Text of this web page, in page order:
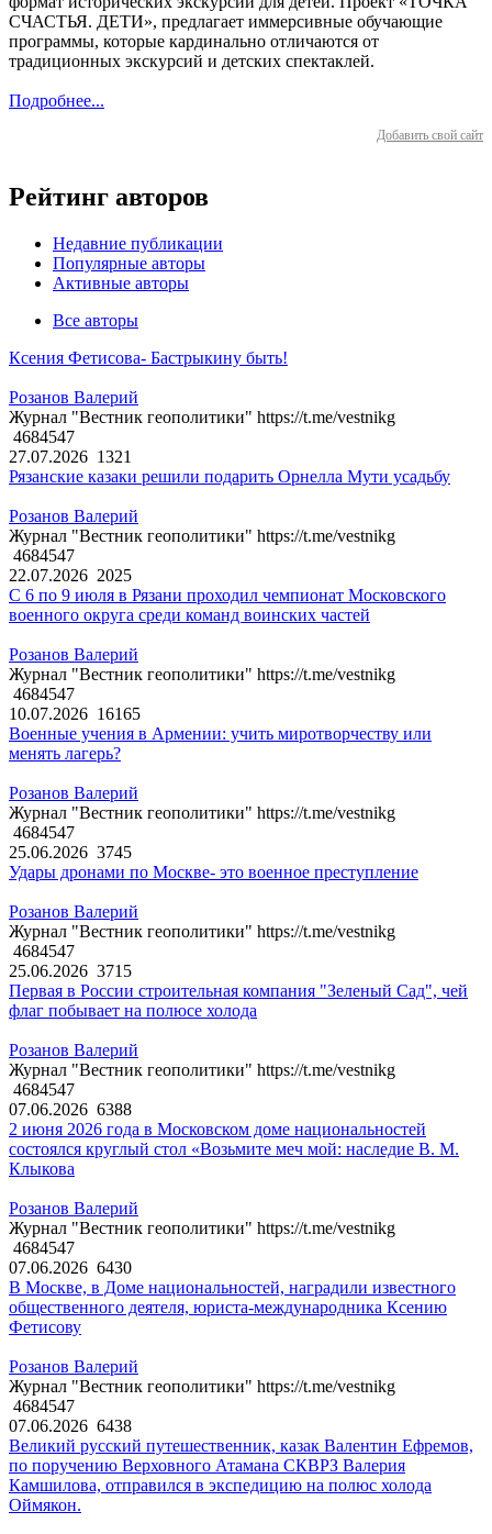
СЧАСТЬЯ. ДЕТИ», предлагает иммерсивные обучающие
программы, которые кардинально отличаются от
традиционных экскурсий и детских спектаклей.
Подробнее...
Добавить свой сайт
Рейтинг авторов
Недавние публикации
Популярные авторы
Активные авторы
Все авторы
Ксения Фетисова- Бастрыкину быть!
Розанов Валерий
Журнал "Вестник геополитики" https://t.me/vestnikg
4684547
27.07.2026 1321
Рязанские казаки решили подарить Орнелла Мути усадьбу
Розанов Валерий
Журнал "Вестник геополитики" https://t.me/vestnikg
4684547
22.07.2026 2025
С 6 по 9 июля в Рязани проходил чемпионат Московского
военного округа среди команд воинских частей
Розанов Валерий
Журнал "Вестник геополитики" https://t.me/vestnikg
4684547
10.07.2026 16165
Военные учения в Армении: учить миротворчеству или
менять лагерь?
Розанов Валерий
Журнал "Вестник геополитики" https://t.me/vestnikg
4684547
25.06.2026 3745
Удары дронами по Москве- это военное преступление
Розанов Валерий
Журнал "Вестник геополитики" https://t.me/vestnikg
4684547
25.06.2026 3715
Первая в России строительная компания "Зеленый Сад", чей
флаг побывает на полюсе холода
Розанов Валерий
Журнал "Вестник геополитики" https://t.me/vestnikg
4684547
07.06.2026 6388
2 июня 2026 года в Московском доме национальностей
состоялся круглый стол «Возьмите меч мой: наследие В. М.
Клыкова
Розанов Валерий
Журнал "Вестник геополитики" https://t.me/vestnikg
4684547
07.06.2026 6430
В Москве, в Доме национальностей, наградили известного
общественного деятеля, юриста-международника Ксению
Фетисову
Розанов Валерий
Журнал "Вестник геополитики" https://t.me/vestnikg
4684547
07.06.2026 6438
Великий русский путешественник, казак Валентин Ефремов,
по поручению Верховного Атамана СКВРЗ Валерия
Камшилова, отправился в экспедицию на полюс холода
Оймякон.